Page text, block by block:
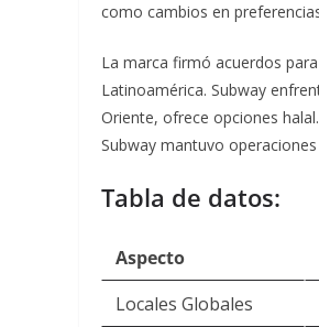
como cambios en
La marca firmó acuerdos
Latinoamérica. Subway
Oriente, ofrece opciones halal.
Subway mantuvo
Tabla de datos:
Aspecto
Locales Globales